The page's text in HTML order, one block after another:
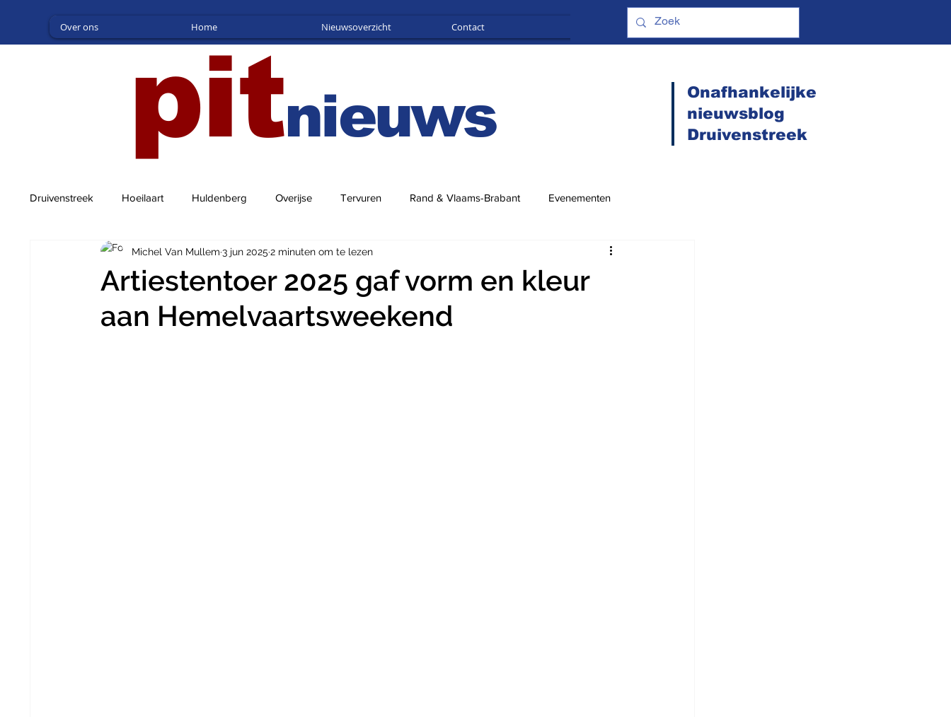
Over ons Home Nieuwsoverzicht Contact
pitnieuws
Onafhankelijke
nieuwsblog
Druivenstreek
Druivenstreek Hoeilaart Huldenberg Overijse Tervuren Rand & Vlaams-Brabant Evenementen
Artiestentoer 2025 gaf vorm en kleur
aan Hemelvaartsweekend
Michel Van Mullem 3 jun 2025 2 minuten om te lezen